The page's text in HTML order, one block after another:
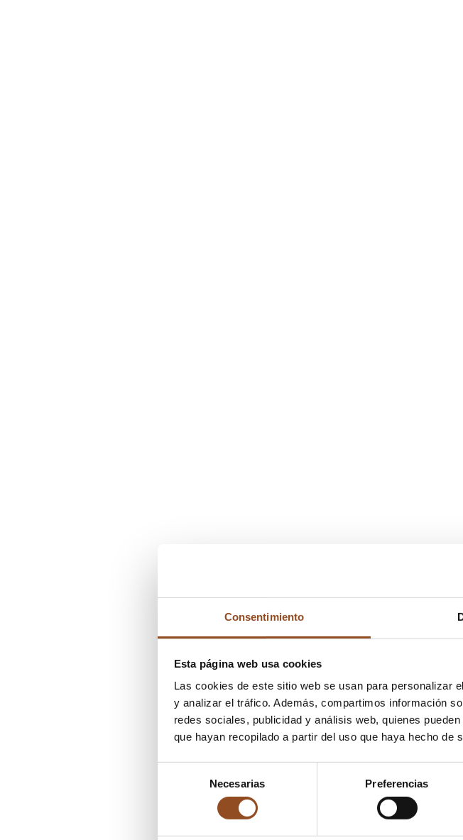
Consentimiento
Esta página web usa cookies
Las cookies de este sitio web se usan para personalizar
y analizar el tráfico. Además, compartimos información
redes sociales, publicidad y análisis web, quienes
que hayan recopilado a partir del uso que haya hecho de
consentimiento
Necesarias Preferencias